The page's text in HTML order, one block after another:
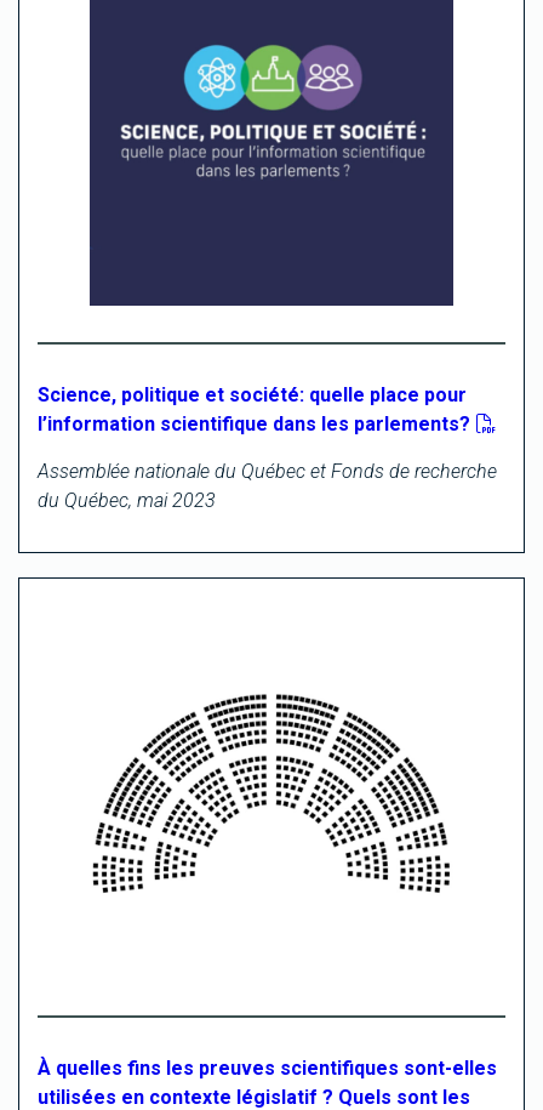
Science, politique et société: quelle place pour
l’information scientifique dans les parlements?
Assemblée nationale du Québec et Fonds de recherche
du Québec, mai 2023
À quelles fins les preuves scientifiques sont-elles
utilisées en contexte législatif ? Quels sont les